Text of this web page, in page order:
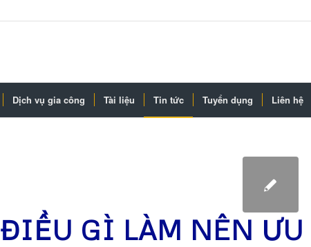
Dịch vụ gia công Tài liệu Tin tức Tuyển dụng Liên hệ
ĐIỀU GÌ LÀM NÊN ƯU